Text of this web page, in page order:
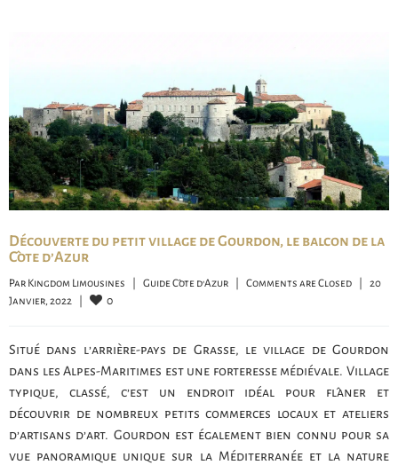
Découverte du petit village de Gourdon, le balcon de la
Côte d’Azur
Par Kingdom Limousines Guide Côte d'Azur Comments are Closed
20
Janvier, 2022
0
Situé dans l’arrière-pays de Grasse, le village de Gourdon
dans les Alpes-Maritimes est une forteresse médiévale. Village
typique, classé, c’est un endroit idéal pour flâner et
découvrir de nombreux petits commerces locaux et ateliers
d’artisans d’art. Gourdon est également bien connu pour sa
vue panoramique unique sur la Méditerranée et la nature